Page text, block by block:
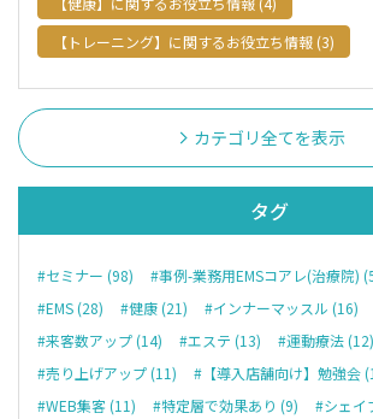
【トレーニング】に関するお役立ち情報 (3)
カテゴリ全てを表示
タグ
#セミナー (98) #事例-業務用EMSコアレ(治療院)
#EMS (28)
#健康 (21) #インナーマッスル (16)
#来客数アップ (14)
#エステ (13)
#運動療法 (12)
#売り上げアップ (11)
#【導入店舗向け】勉強会
#WEB集客 (11)
#特定層で効果あり (9)
#シェイ